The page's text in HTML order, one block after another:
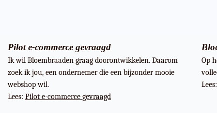
Pilot e-commerce gevraagd
Ik wil Bloembraaden graag doorontwikkelen. Daarom
zoek ik jou, een ondernemer die een bijzonder mooie
webshop wil.
Lees: Pilot e-commerce gevraagd
Op